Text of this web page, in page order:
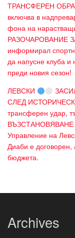
ТРАНСФЕРЕН
включва в
фона на
РАЗОЧАРОВАНИЕ
информирал
да напусне клуба и
преди новия сезон!
ЛЕВСКИ
СЛЕД
трансферен удар,
Управление на
Диаби е договорен,
бюджета.
Archives